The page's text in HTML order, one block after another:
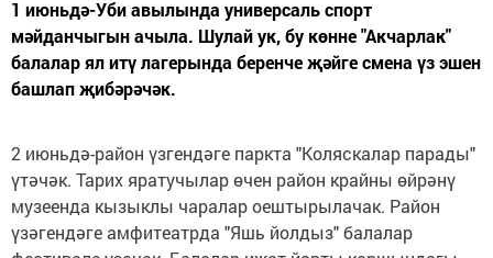
1 июньдә-Уби авылында универсаль спорт
мәйданчыгын ачыла. Шулай ук, бу көнне "Акчарлак"
балалар ял итү лагерында беренче җәйге смена үз эшен
башлап җибәрәчәк.
2 июньдә-район үзгендәге паркта "Коляскалар парады"
үтәчәк. Тарих яратучылар өчен район крайны өйрәнү
музеенда кызыклы чаралар оештырылачак. Район
үзәгендәге амфитеатрда "Яшь йолдыз" балалар